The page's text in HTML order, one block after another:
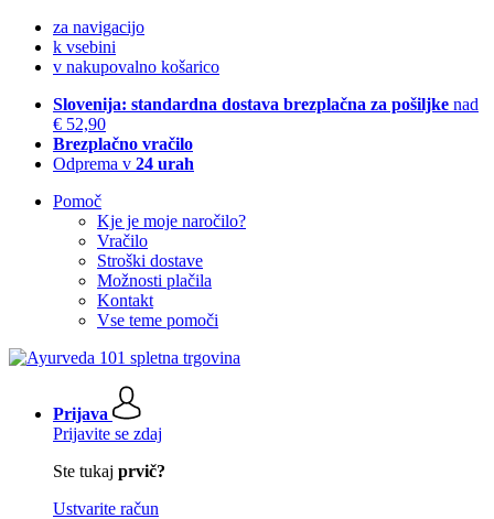
za navigacijo
k vsebini
v nakupovalno košarico
Slovenija: standardna dostava brezplačna za pošiljke nad
€ 52,90
Brezplačno vračilo
Odprema v 24 urah
Pomoč
Kje je moje naročilo?
Vračilo
Stroški dostave
Možnosti plačila
Kontakt
Vse teme pomoči
Prijava
Prijavite se zdaj
Ste tukaj prvič?
Ustvarite račun